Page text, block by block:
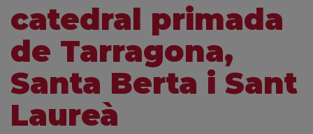
Visita'ns
Ofrenes
Reserves
catedral primada
de Tarragona,
Santa Berta i Sant
Laureà